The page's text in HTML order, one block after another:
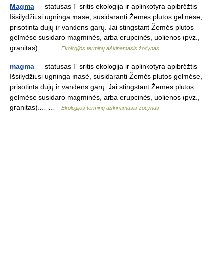
Magma — statusas T sritis ekologija ir aplinkotyra apibrėžtis
Išsilydžiusi ugninga masė, susidaranti Žemės plutos gelmėse,
prisotinta dujų ir vandens garų. Jai stingstant Žemės plutos
gelmėse susidaro magminės, arba erupcinės, uolienos (pvz.,
granitas).… …
Ekologijos terminų aiškinamasis žodynas
magma — statusas T sritis ekologija ir aplinkotyra apibrėžtis
Išsilydžiusi ugninga masė, susidaranti Žemės plutos gelmėse,
prisotinta dujų ir vandens garų. Jai stingstant Žemės plutos
gelmėse susidaro magminės, arba erupcinės, uolienos (pvz.,
granitas).… …
Ekologijos terminų aiškinamasis žodynas